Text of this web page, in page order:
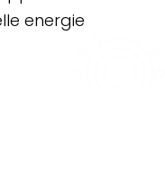
energie